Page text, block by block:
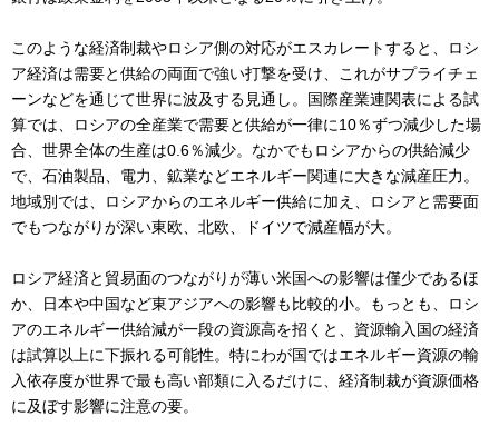
このような経済制裁やロシア側の対応がエスカレートすると、ロシ
ア経済は需要と供給の両面で強い打撃を受け、これがサプライチェ
ーンなどを通じて世界に波及する見通し。国際産業連関表による試
算では、ロシアの全産業で需要と供給が一律に10％ずつ減少した場
合、世界全体の生産は0.6％減少。なかでもロシアからの供給減少
で、石油製品、電力、鉱業などエネルギー関連に大きな減産圧力。
地域別では、ロシアからのエネルギー供給に加え、ロシアと需要面
でもつながりが深い東欧、北欧、ドイツで減産幅が大。
ロシア経済と貿易面のつながりが薄い米国への影響は僅少であるほ
か、日本や中国など東アジアへの影響も比較的小。もっとも、ロシ
アのエネルギー供給減が一段の資源高を招くと、資源輸入国の経済
は試算以上に下振れる可能性。特にわが国ではエネルギー資源の輸
入依存度が世界で最も高い部類に入るだけに、経済制裁が資源価格
に及ぼす影響に注意の要。